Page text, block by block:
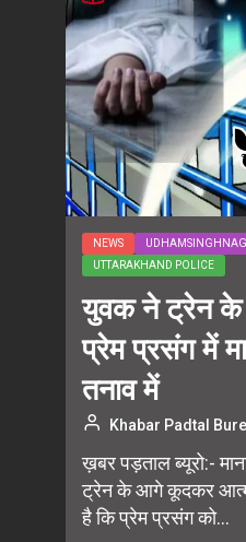
NEWS
UTTARAKHAND POLICE
युवक ने ट्रेन
प्रेम प्रसंग में
तनाव में
Khabar Padtal
ख़बर पड़ताल ब्यूरो:-
ट्रेन के आगे कूदकर
है कि प्रेम प्रसंग को...